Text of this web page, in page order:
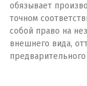
обязывает
точном
собой право на
внешнего вида,